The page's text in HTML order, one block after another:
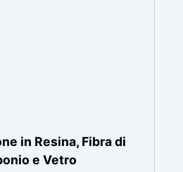
in Resina, Fibra di
e Vetro